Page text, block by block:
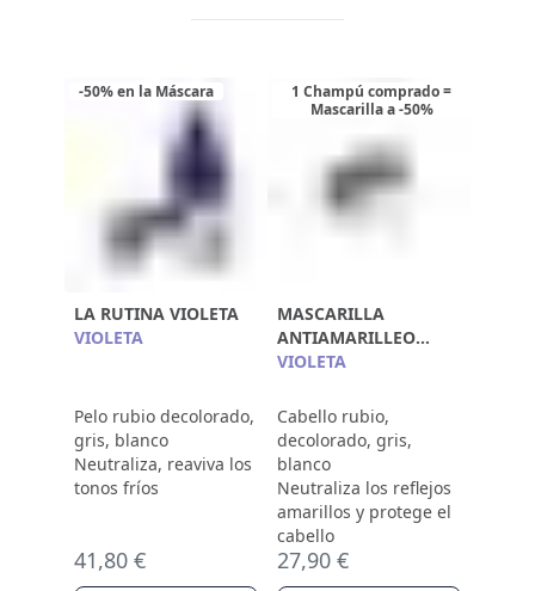
-50% en la Máscara
LA RUTINA VIOLETA
VIOLETA
Pelo rubio decolorado,
gris, blanco
Neutraliza, reaviva los
tonos fríos
41,80 €
1 Champú comprado =
Mascarilla a -50%
MASCARILLA
ANTIAMARILLEO
REPARADORA
VIOLETA
Cabello rubio,
decolorado, gris,
blanco
Neutraliza los reflejos
amarillos y protege el
cabello
27,90 €